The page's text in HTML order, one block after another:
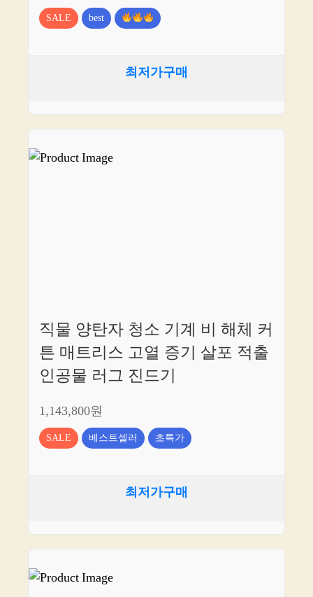
SALE best
최저가구매
직물 양탄자 청소 기계 비 해체 커
튼 매트리스 고열 증기 살포 적출
인공물 러그 진드기
1,143,800원
SALE 베스트셀러 초특가
최저가구매